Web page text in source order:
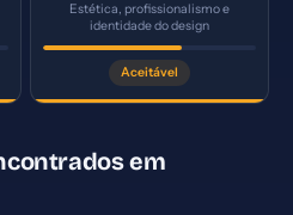
Estética, profissionalismo e
identidade do design
Aceitável
em